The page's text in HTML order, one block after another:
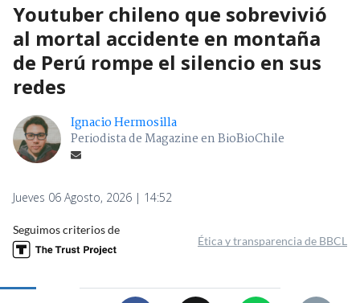
Youtuber chileno que sobrevivió
al mortal accidente en montaña
de Perú rompe el silencio en sus
redes
Ignacio Hermosilla
Periodista de Magazine en BioBioChile
Jueves 06 Agosto, 2026 | 14:52
Seguimos criterios de
Ética y transparencia de BBCL